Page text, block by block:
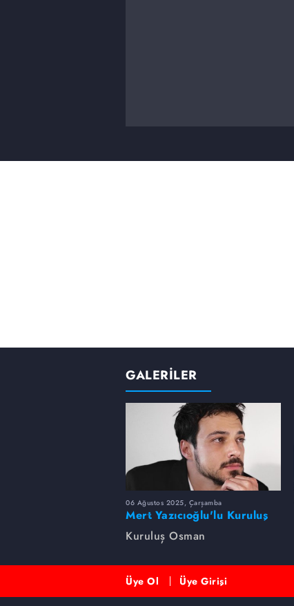
GALERİLER
06 Ağustos 2025, Çarşamba
Mert Yazıcıoğlu'lu Kuruluş
dizisinin oyuncu kadrosunda
kimler var?
Kuruluş Osman
Üye Ol Üye Girişi